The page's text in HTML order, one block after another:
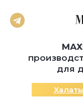
Халаты
для